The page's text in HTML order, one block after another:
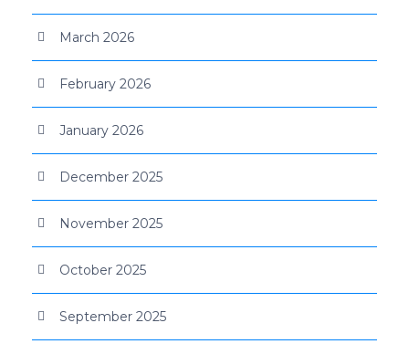
March 2026
February 2026
January 2026
December 2025
November 2025
October 2025
September 2025